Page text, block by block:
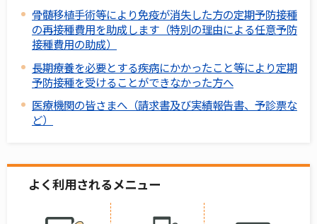
骨髄移植手術等により免疫が消失した方の定期予防接種
の再接種費用を助成します（特別の理由による任意予防
接種費用の助成）
長期療養を必要とする疾病にかかったこと等により定期
予防接種を受けることができなかった方へ
医療機関の皆さまへ（請求書及び実績報告書、予診票な
ど）
よく利用されるメニュー